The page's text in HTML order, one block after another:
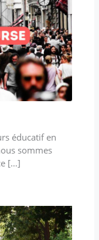
éducatif en
sommes
[…]